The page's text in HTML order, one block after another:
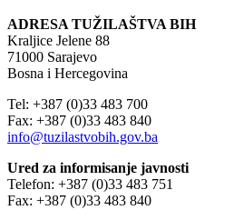
ADRESA TUŽILAŠTVA BIH
Kraljice Jelene 88
71000 Sarajevo
Bosna i Hercegovina
Tel: +387 (0)33 483 700
Fax: +387 (0)33 483 840
info@tuzilastvobih.gov.ba
Ured za informisanje javnosti
Telefon: +387 (0)33 483 751
Fax: +387 (0)33 483 840